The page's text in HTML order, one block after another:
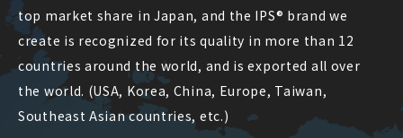
top market share in Japan, and the IPS® brand we
create is recognized for its quality in more than 12
countries around the world, and is exported all over
the world. (USA, Korea, China, Europe, Taiwan,
Southeast Asian countries, etc.)